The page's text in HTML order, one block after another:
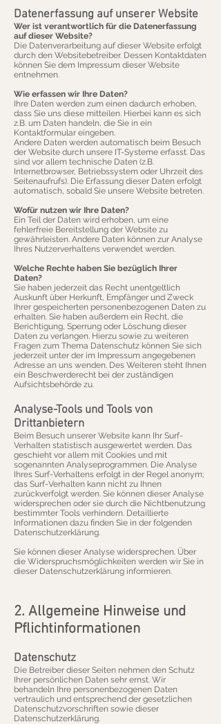
Datenerfassung auf unserer Website
Wer ist verantwortlich für die Datenerfassung
auf dieser Website?
Die Datenverarbeitung auf dieser Website erfolgt
durch den Websitebetreiber. Dessen Kontaktdaten
können Sie dem Impressum dieser Website
entnehmen.
Wie erfassen wir Ihre Daten?
Ihre Daten werden zum einen dadurch erhoben,
dass Sie uns diese mitteilen. Hierbei kann es sich
z.B. um Daten handeln, die Sie in ein
Kontaktformular eingeben.
Andere Daten werden automatisch beim Besuch
der Website durch unsere IT-Systeme erfasst. Das
sind vor allem technische Daten (z.B.
Internetbrowser, Betriebssystem oder Uhrzeit des
Seitenaufrufs). Die Erfassung dieser Daten erfolgt
automatisch, sobald Sie unsere Website betreten.
Wofür nutzen wir Ihre Daten?
Ein Teil der Daten wird erhoben, um eine
fehlerfreie Bereitstellung der Website zu
gewährleisten. Andere Daten können zur Analyse
Ihres Nutzerverhaltens verwendet werden.
Welche Rechte haben Sie bezüglich Ihrer
Daten?
Sie haben jederzeit das Recht unentgeltlich
Auskunft über Herkunft, Empfänger und Zweck
Ihrer gespeicherten personenbezogenen Daten zu
erhalten. Sie haben außerdem ein Recht, die
Berichtigung, Sperrung oder Löschung dieser
Daten zu verlangen. Hierzu sowie zu weiteren
Fragen zum Thema Datenschutz können Sie sich
jederzeit unter der im Impressum angegebenen
Adresse an uns wenden. Des Weiteren steht Ihnen
ein Beschwerderecht bei der zuständigen
Aufsichtsbehörde zu.
Analyse-Tools und Tools von
Drittanbietern
Beim Besuch unserer Website kann Ihr Surf-
Verhalten statistisch ausgewertet werden. Das
geschieht vor allem mit Cookies und mit
sogenannten Analyseprogrammen. Die Analyse
Ihres Surf-Verhaltens erfolgt in der Regel anonym;
das Surf-Verhalten kann nicht zu Ihnen
zurückverfolgt werden. Sie können dieser Analyse
widersprechen oder sie durch die Nichtbenutzung
bestimmter Tools verhindern. Detaillierte
Informationen dazu finden Sie in der folgenden
Datenschutzerklärung.
Sie können dieser Analyse widersprechen. Über
die Widerspruchsmöglichkeiten werden wir Sie in
dieser Datenschutzerklärung informieren.
2. Allgemeine Hinweise und
Pflichtinformationen
Datenschutz
Die Betreiber dieser Seiten nehmen den Schutz
Ihrer persönlichen Daten sehr ernst. Wir
behandeln Ihre personenbezogenen Daten
vertraulich und entsprechend der gesetzlichen
Datenschutzvorschriften sowie dieser
Datenschutzerklärung.